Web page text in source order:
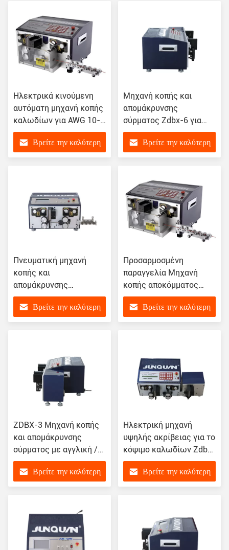
Ηλεκτρικά κινούμενη
αυτόματη μηχανή κοπής
καλωδίων για AWG 10-
28 Προσαρμοσμένο
αίτημαΒρείτε την καλύτερη
Μηχανή κοπής και
απομάκρυνσης
σύρματος Zdbx-6 για
στη γλώσσα συστήματος
Αγγλικά / Κινέζικα
Βρείτε την καλύτερη
Πνευματική μηχανή
κοπής και
απομάκρυνσης
σύρματος Zdbx-4 με
προσαρμόσιμα
χαρακτηριστικά
Βρείτε την καλύτερη
Προσαρμοσμένη
παραγγελία Μηχανή
κοπής αποκόμματος
Zdbx-2 για την κοπή και
αποκόμωση σύρματος
Βρείτε την καλύτερη
ZDBX-3 Μηχανή κοπής
και απομάκρυνσης
σύρματος με αγγλική /
κινεζική γλώσσα
συστήματος
Βρείτε την καλύτερη
Ηλεκτρική μηχανή
υψηλής ακρίβειας για το
κόψιμο καλωδίων Zdbx-
3 για ανάγκες κοπής
ακριβείας
Βρείτε την καλύτερη